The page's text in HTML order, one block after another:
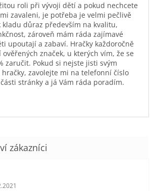
roli při vývoji dětí a pokud nechcete
zavaleni, je potřeba je velmi pečlivě
kladu důraz především na kvalitu,
zároveň mám ráda zajímavé
upoutají a zabaví. Hračky každoročně
značek, u kterých vím, že se
zaručit. Pokud si nejste jisti svým
zavolejte mi na telefonní číslo
stránky a já Vám ráda poradím.
obchodu je 5 z 5 hvězdiček.